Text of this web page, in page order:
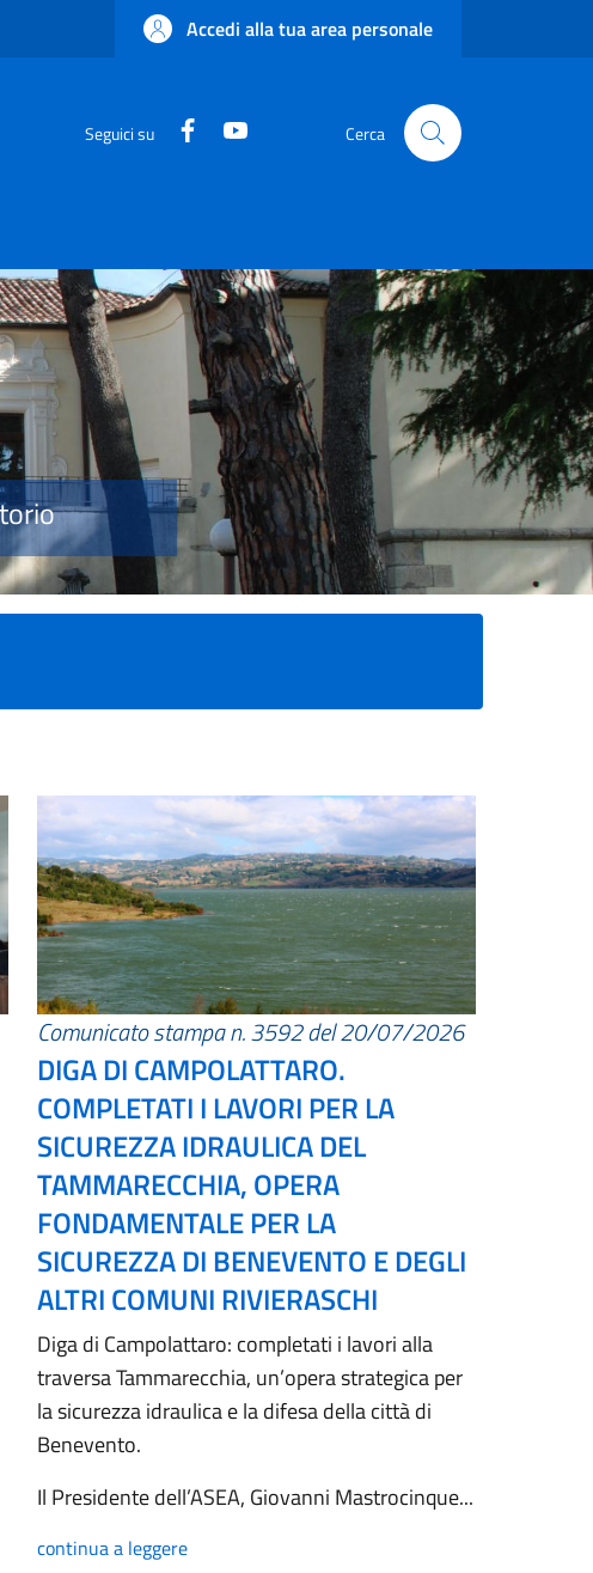
Accedi alla tua area personale
Seguici su Facebook Cerca
Comunicato stampa n. 3592 del 20/07/2026
DIGA DI CAMPOLATTARO.
COMPLETATI I LAVORI PER LA
SICUREZZA IDRAULICA DEL
TAMMARECCHIA, OPERA
FONDAMENTALE PER LA
SICUREZZA DI BENEVENTO E DEGLI
ALTRI COMUNI RIVIERASCHI
Diga di Campolattaro: completati i lavori alla
traversa Tammarecchia, un’opera strategica per
la sicurezza idraulica e la difesa della città di
Benevento.
Il Presidente dell’ASEA, Giovanni Mastrocinque...
continua a leggere